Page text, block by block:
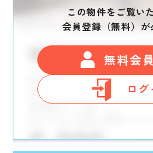
この物件をご覧い
会員登録（無料）が
無料会
ログ